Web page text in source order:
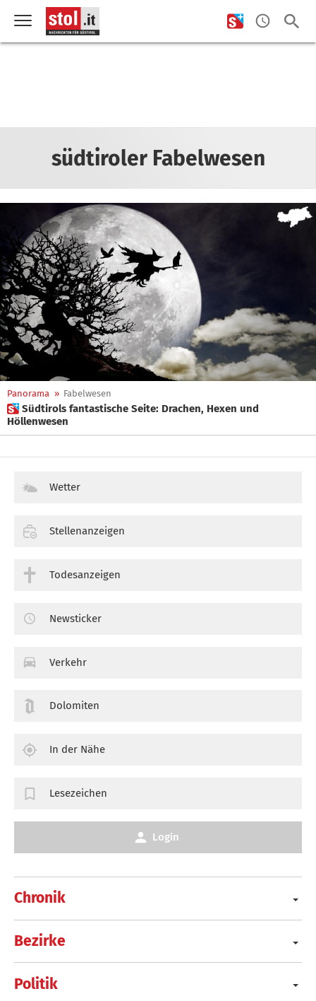
südtiroler Fabelwesen
Panorama » Fabelwesen
 Südtirols fantastische Seite: Drachen, Hexen und
Höllenwesen
Chronik
Bezirke
Politik
Wetter
Stellenanzeigen
Todesanzeigen
Newsticker
Verkehr
Dolomiten
In der Nähe
Lesezeichen
Login